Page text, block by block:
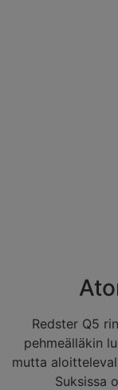
Redster Q5
pehmeälläkin
mutta
Suksissa